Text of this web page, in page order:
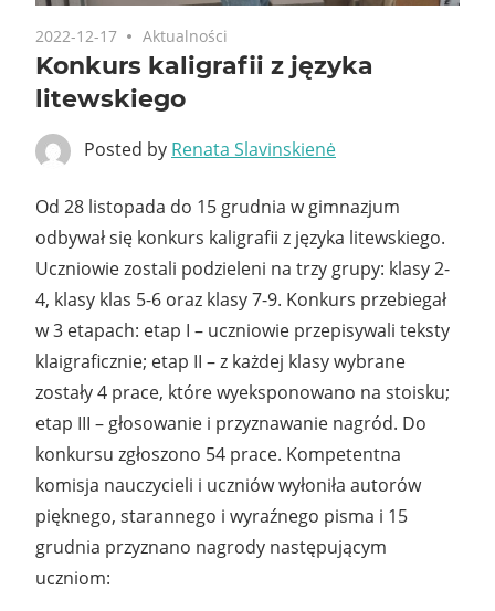
2022-12-17 Aktualności
Konkurs kaligrafii z języka
litewskiego
Posted by Renata Slavinskienė
Od 28 listopada do 15 grudnia w gimnazjum
odbywał się konkurs kaligrafii z języka litewskiego.
Uczniowie zostali podzieleni na trzy grupy: klasy 2-
4, klasy klas 5-6 oraz klasy 7-9. Konkurs przebiegał
w 3 etapach: etap I – uczniowie przepisywali teksty
klaigraficznie; etap II – z każdej klasy wybrane
zostały 4 prace, które wyeksponowano na stoisku;
etap III – głosowanie i przyznawanie nagród. Do
konkursu zgłoszono 54 prace. Kompetentna
komisja nauczycieli i uczniów wyłoniła autorów
pięknego, starannego i wyraźnego pisma i 15
grudnia przyznano nagrody następującym
uczniom: